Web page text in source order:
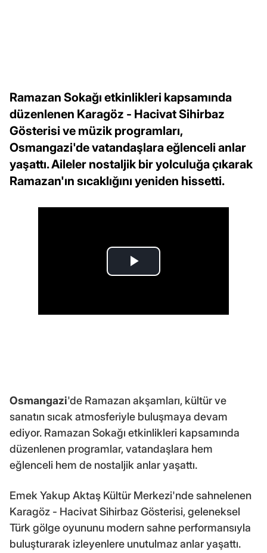
Ramazan Sokağı etkinlikleri kapsamında
düzenlenen Karagöz - Hacivat Sihirbaz
Gösterisi ve müzik programları,
Osmangazi'de vatandaşlara eğlenceli anlar
yaşattı. Aileler nostaljik bir yolculuğa çıkarak
Ramazan'ın sıcaklığını yeniden hissetti.
Osmangazi'de Ramazan akşamları, kültür ve
sanatın sıcak atmosferiyle buluşmaya devam
ediyor. Ramazan Sokağı etkinlikleri kapsamında
düzenlenen programlar, vatandaşlara hem
eğlenceli hem de nostaljik anlar yaşattı.
Emek Yakup Aktaş Kültür Merkezi'nde sahnelenen
Karagöz - Hacivat Sihirbaz Gösterisi, geleneksel
Türk gölge oyununu modern sahne performansıyla
buluşturarak izleyenlere unutulmaz anlar yaşattı.